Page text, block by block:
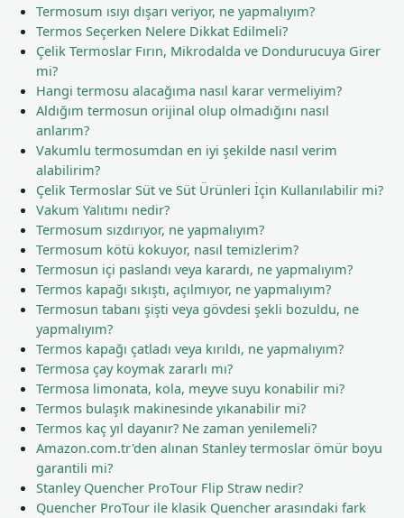
Termosum ısıyı dışarı veriyor, ne yapmalıyım?
Termos Seçerken Nelere Dikkat Edilmeli?
Çelik Termoslar Fırın, Mikrodalda ve Dondurucuya Girer
mi?
Hangi termosu alacağıma nasıl karar vermeliyim?
Aldığım termosun orijinal olup olmadığını nasıl
anlarım?
Vakumlu termosumdan en iyi şekilde nasıl verim
alabilirim?
Çelik Termoslar Süt ve Süt Ürünleri İçin Kullanılabilir mi?
Vakum Yalıtımı nedir?
Termosum sızdırıyor, ne yapmalıyım?
Termosum kötü kokuyor, nasıl temizlerim?
Termosun içi paslandı veya karardı, ne yapmalıyım?
Termos kapağı sıkıştı, açılmıyor, ne yapmalıyım?
Termosun tabanı şişti veya gövdesi şekli bozuldu, ne
yapmalıyım?
Termos kapağı çatladı veya kırıldı, ne yapmalıyım?
Termosa çay koymak zararlı mı?
Termosa limonata, kola, meyve suyu konabilir mi?
Termos bulaşık makinesinde yıkanabilir mi?
Termos kaç yıl dayanır? Ne zaman yenilemeli?
Amazon.com.tr'den alınan Stanley termoslar ömür boyu
garantili mi?
Stanley Quencher ProTour Flip Straw nedir?
Quencher ProTour ile klasik Quencher arasındaki fark